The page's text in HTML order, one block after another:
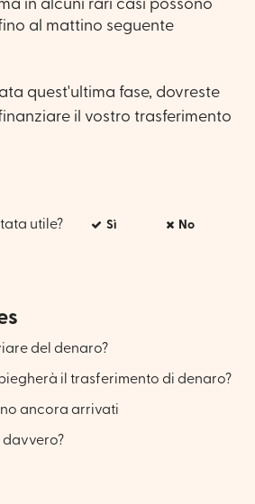
in alcuni rari casi possono
al mattino seguente
quest'ultima fase, dovreste
il vostro trasferimento
utile? Sì No
del denaro?
il trasferimento di denaro?
ancora arrivati